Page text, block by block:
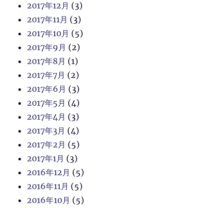
2017年12月 (3)
2017年11月 (3)
2017年10月 (5)
2017年9月 (2)
2017年8月 (1)
2017年7月 (2)
2017年6月 (3)
2017年5月 (4)
2017年4月 (3)
2017年3月 (4)
2017年2月 (5)
2017年1月 (3)
2016年12月 (5)
2016年11月 (5)
2016年10月 (5)